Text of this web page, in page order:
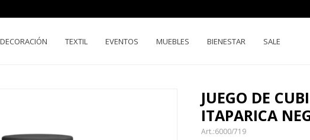
DECORACIÓN TEXTIL EVENTOS MUEBLES BIENESTAR SALE
JUEGO DE
ITAPARICA
6000/719